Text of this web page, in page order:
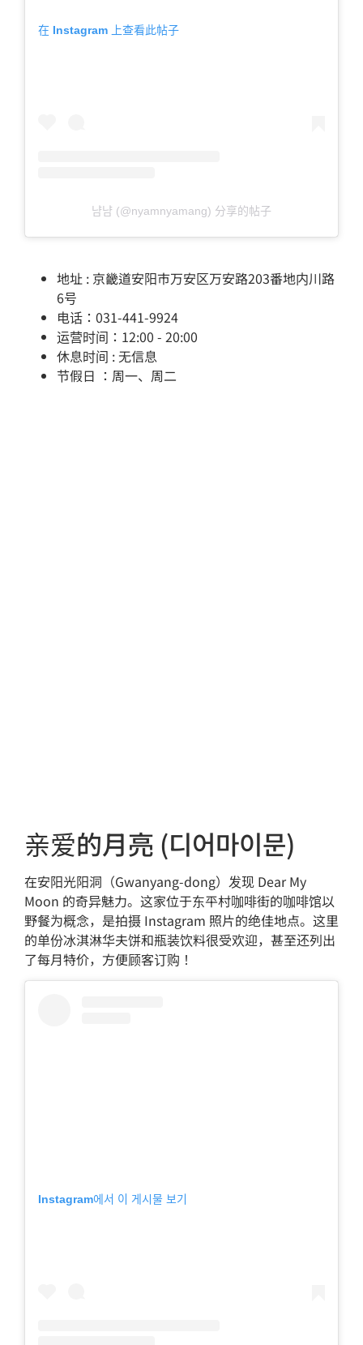
在 Instagram 上查看此帖子
냠냠 (@nyamnyamang) 分享的帖子
地址 : 京畿道安阳市万安区万安路203番地内川路
6号
电话：031-441-9924
运营时间：12:00 - 20:00
休息时间 : 无信息
节假日 ：周一、周二
亲爱的月亮 (디어마이문)
在安阳光阳洞（Gwanyang-dong）发现 Dear My
Moon 的奇异魅力。这家位于东平村咖啡街的咖啡馆以
野餐为概念，是拍摄 Instagram 照片的绝佳地点。这里
的单份冰淇淋华夫饼和瓶装饮料很受欢迎，甚至还列出
了每月特价，方便顾客订购！
Instagram에서 이 게시물 보기